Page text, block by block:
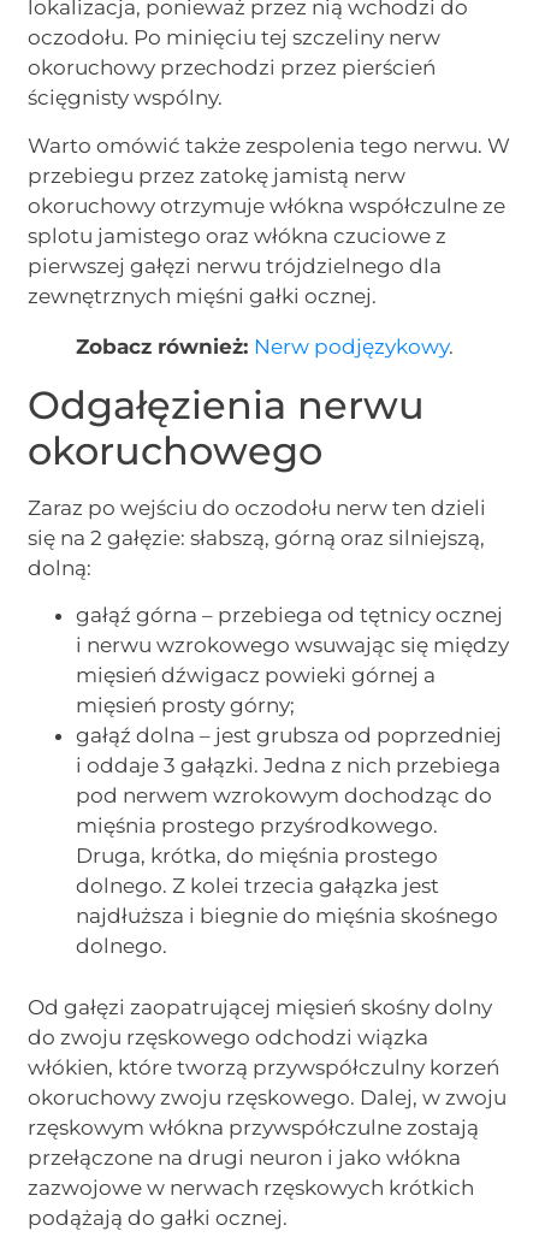
lokalizacja, ponieważ przez nią wchodzi do
oczodołu. Po minięciu tej szczeliny nerw
okoruchowy przechodzi przez pierścień
ścięgnisty wspólny.
Warto omówić także zespolenia tego nerwu. W
przebiegu przez zatokę jamistą nerw
okoruchowy otrzymuje włókna współczulne ze
splotu jamistego oraz włókna czuciowe z
pierwszej gałęzi nerwu trójdzielnego dla
zewnętrznych mięśni gałki ocznej.
Zobacz również: Nerw podjęzykowy.
Odgałęzienia nerwu
okoruchowego
Zaraz po wejściu do oczodołu nerw ten dzieli
się na 2 gałęzie: słabszą, górną oraz silniejszą,
dolną:
gałąź górna – przebiega od tętnicy ocznej
i nerwu wzrokowego wsuwając się między
mięsień dźwigacz powieki górnej a
mięsień prosty górny;
gałąź dolna – jest grubsza od poprzedniej
i oddaje 3 gałązki. Jedna z nich przebiega
pod nerwem wzrokowym dochodząc do
mięśnia prostego przyśrodkowego.
Druga, krótka, do mięśnia prostego
dolnego. Z kolei trzecia gałązka jest
najdłuższa i biegnie do mięśnia skośnego
dolnego.
Od gałęzi zaopatrującej mięsień skośny dolny
do zwoju rzęskowego odchodzi wiązka
włókien, które tworzą przywspółczulny korzeń
okoruchowy zwoju rzęskowego. Dalej, w zwoju
rzęskowym włókna przywspółczulne zostają
przełączone na drugi neuron i jako włókna
zazwojowe w nerwach rzęskowych krótkich
podążają do gałki ocznej.